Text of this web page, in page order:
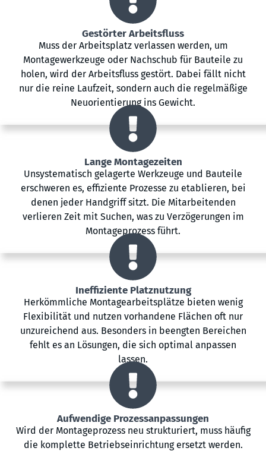
Gestörter Arbeitsfluss
Muss der Arbeitsplatz verlassen werden, um
Montagewerkzeuge oder Nachschub für Bauteile zu
holen, wird der Arbeitsfluss gestört. Dabei fällt nicht
nur die reine Laufzeit, sondern auch die regelmäßige
Neuorientierung ins Gewicht.
Lange Montagezeiten
Unsystematisch gelagerte Werkzeuge und Bauteile
erschweren es, effiziente Prozesse zu etablieren, bei
denen jeder Handgriff sitzt. Die Mitarbeitenden
verlieren Zeit mit Suchen, was zu Verzögerungen im
Montageprozess führt.
Ineffiziente Platznutzung
Herkömmliche Montagearbeitsplätze bieten wenig
Flexibilität und nutzen vorhandene Flächen oft nur
unzureichend aus. Besonders in beengten Bereichen
fehlt es an Lösungen, die sich optimal anpassen
lassen.
Aufwendige Prozessanpassungen
Wird der Montageprozess neu strukturiert, muss häufig
die komplette Betriebseinrichtung ersetzt werden.